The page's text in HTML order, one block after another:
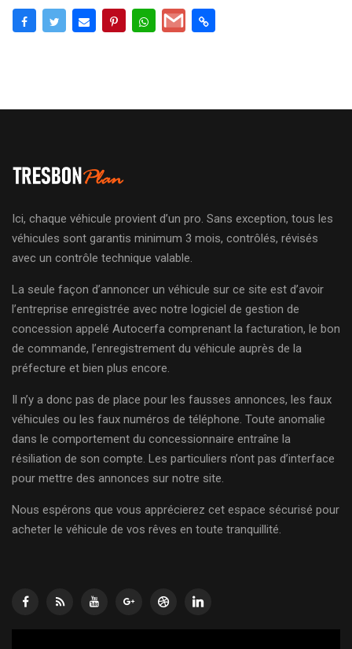
Ici, chaque véhicule provient d’un pro. Sans exception, tous les
véhicules sont garantis minimum 3 mois, contrôlés, révisés
avec un contrôle technique valable.
La seule façon d’annoncer un véhicule sur ce site est d’avoir
l’entreprise enregistrée avec notre logiciel de gestion de
concession appelé Autocerfa comprenant la facturation, le bon
de commande, l’enregistrement du véhicule auprès de la
préfecture et bien plus encore.
Il n’y a donc pas de place pour les fausses annonces, les faux
véhicules ou les faux numéros de téléphone. Toute anomalie
dans le comportement du concessionnaire entraîne la
résiliation de son compte. Les particuliers n’ont pas d’interface
pour mettre des annonces sur notre site.
Nous espérons que vous apprécierez cet espace sécurisé pour
acheter le véhicule de vos rêves en toute tranquillité.